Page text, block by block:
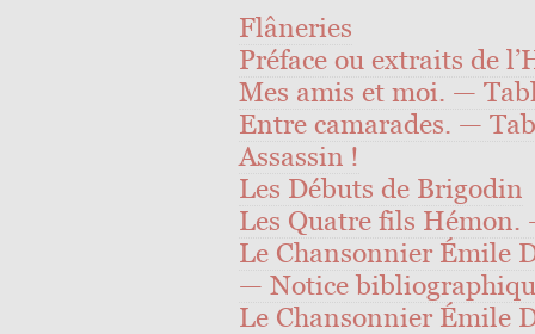
Flâneries
Préface ou extraits de
Mes amis et moi. —
Entre camarades. —
Assassin !
Les Débuts de Brigodin
Les Quatre fils Hémon.
Le Chansonnier Émile
— Notice
Le Chansonnier Émile